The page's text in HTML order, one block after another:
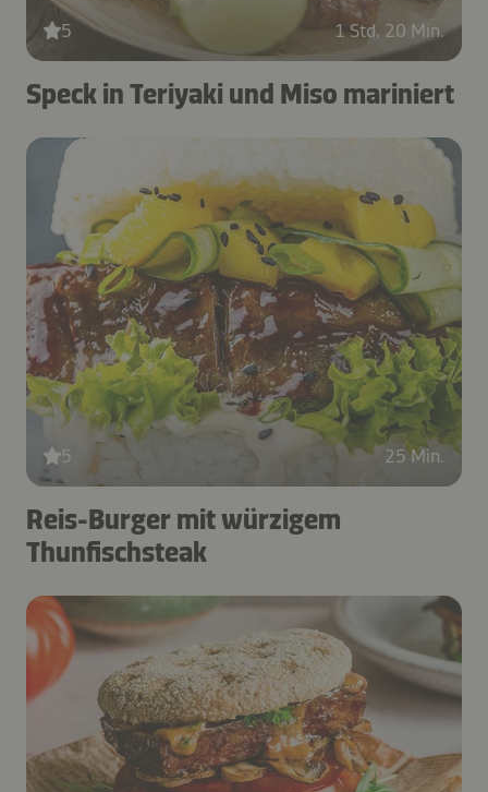
5 1 Std. 20 Min.
Speck in Teriyaki und Miso mariniert
5 25 Min.
Reis-Burger mit würzigem
Thunfischsteak